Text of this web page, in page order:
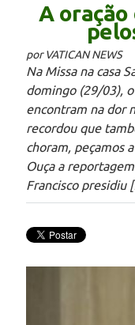
A oração
por VATICAN NEWS
Na Missa na casa
domingo (29/03),
encontram na dor
recordou que
choram, peçamos
Ouça a
Francisco presidiu